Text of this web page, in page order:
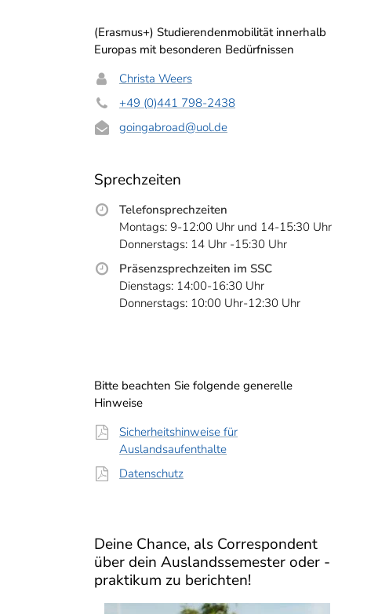
(Erasmus+) Studierendenmobilität innerhalb
Europas mit besonderen Bedürfnissen
Christa Weers
+49 (0)441 798-2438
goingabroad@uol.de
Sprechzeiten
Telefonsprechzeiten
Montags: 9-12:00 Uhr und 14-15:30 Uhr
Donnerstags: 14 Uhr -15:30 Uhr
Präsenzsprechzeiten im SSC
Dienstags: 14:00-16:30 Uhr
Donnerstags: 10:00 Uhr-12:30 Uhr
Bitte beachten Sie folgende generelle
Hinweise
Sicherheitshinweise für
Auslandsaufenthalte
Datenschutz
Deine Chance, als Correspondent
über dein Auslandssemester oder -
praktikum zu berichten!